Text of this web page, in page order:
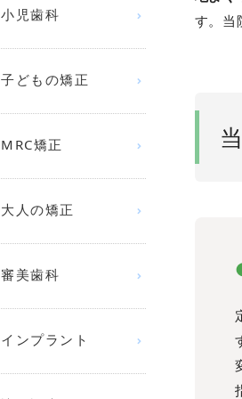
す。当
小児歯科
子どもの矯正
MRC矯正
大人の矯正
審美歯科
インプラント